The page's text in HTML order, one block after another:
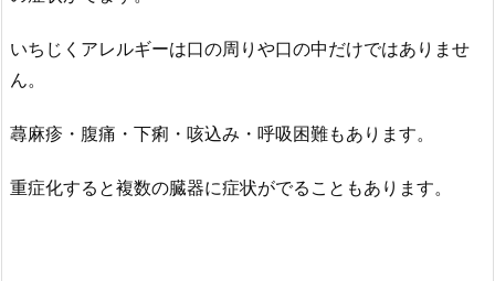
いちじくアレルギーは口の周りや口の中だけではありませ
ん。
蕁麻疹・腹痛・下痢・咳込み・呼吸困難もあります。
重症化すると複数の臓器に症状がでることもあります。